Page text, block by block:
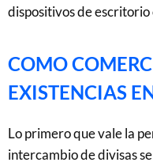
dispositivos de escritorio
COMO
EXISTENCIAS
Lo primero que vale la
intercambio de divisas